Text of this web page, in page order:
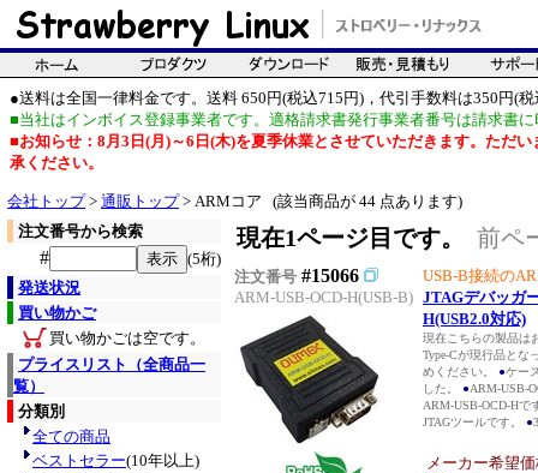
●送料は全国一律料金です。送料 650円(税込715円)，代引手数料は350円(税
■当社はインボイス登録事業者です。適格請求書発行事業者番号は請求書
■お知らせ：8月3日(月)～6日(木)を夏季休業とさせていただきます。ただ
承ください。
会社トップ> 通販トップ> ARMコア (該当商品が 44 点あります)
注文番号から検索
#
(5桁)
発送状況
買い物かご
買い物かごは空です。
プライスリスト（全商品一
覧）
分類別
全ての商品
ベストセラー(10年以上)
現在1ページ目です。 前ペ
注文番号 #15066
ARM-USB-OCD-H(USB-B)
USB-B接続の
JTAGデバッガ
H(USB2.0対応)
現在こちらの製品は
Type-Cが現行品とな
めください。 ●ケー
した。 ●ARM-USB-
ARM-USB-OCD-Hで
JTAGツールです。 ●
メーカー希望